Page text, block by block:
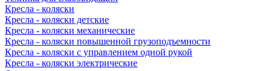
Кресла - коляски
Кресла - коляски детские
Кресла - коляски механические
Кресла - коляски повышенной грузоподъемности
Кресла - коляски с управлением одной рукой
Кресла - коляски электрические